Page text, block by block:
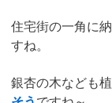
住宅街の一角に
すね。
銀杏の木なども